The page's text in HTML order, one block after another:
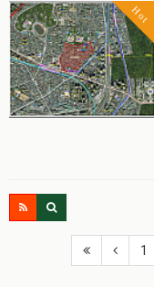
Hot
1